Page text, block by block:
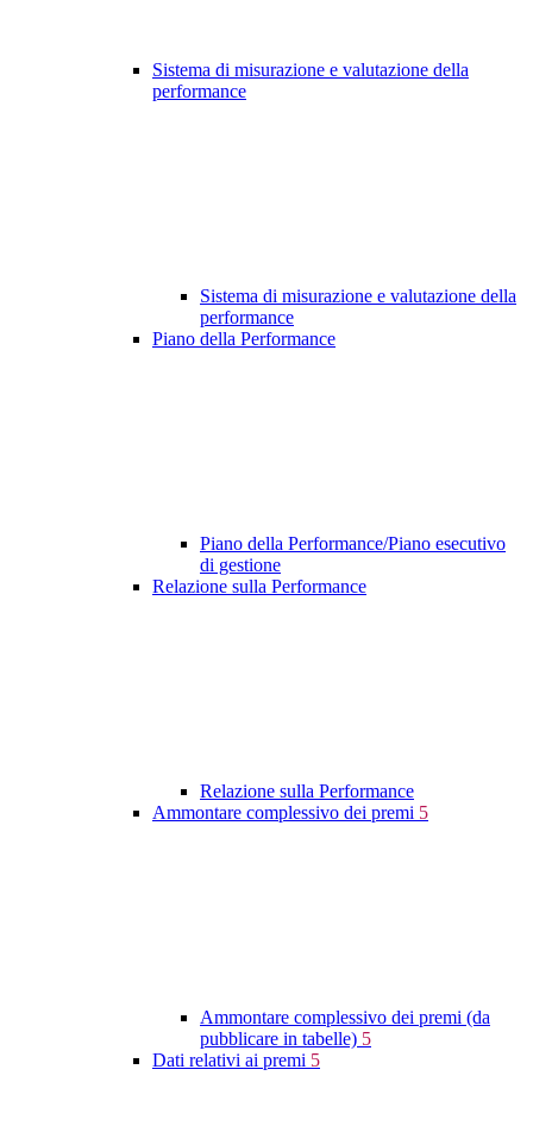
Sistema di misurazione e valutazione della
performance
Sistema di misurazione e valutazione della
performance
Piano della Performance
Piano della Performance/Piano esecutivo
di gestione
Relazione sulla Performance
Relazione sulla Performance
Ammontare complessivo dei premi 5
Ammontare complessivo dei premi (da
pubblicare in tabelle) 5
Dati relativi ai premi 5